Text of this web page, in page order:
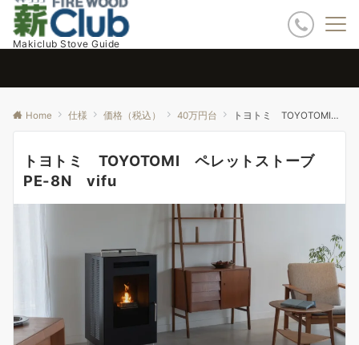
Makiclub Stove Guide
Home 仕様 価格（税込） 40万円台 トヨトミ TOYOTOMI ペレットストーブ PE-8N vifu
トヨトミ TOYOTOMI ペレットストーブ
PE-8N vifu